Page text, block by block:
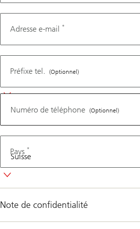
Adresse e-mail *
Numéro
téléphone
Préfixe tel. (Optionnel)
Numéro de téléphone (Optionnel)
Pays *
Note de confidentialité